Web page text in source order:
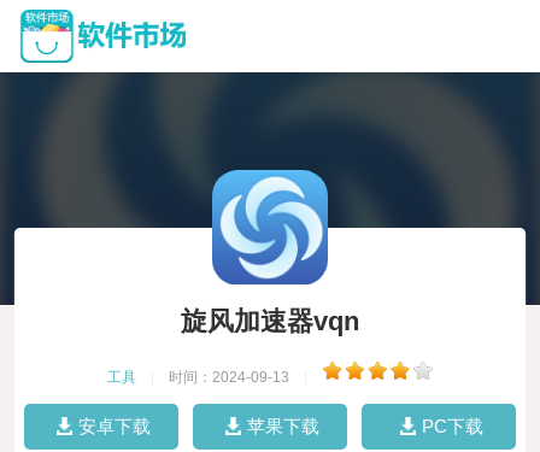
旋风加速器vqn
工具 时间：2024-09-13
安卓下载 苹果下载 PC下载